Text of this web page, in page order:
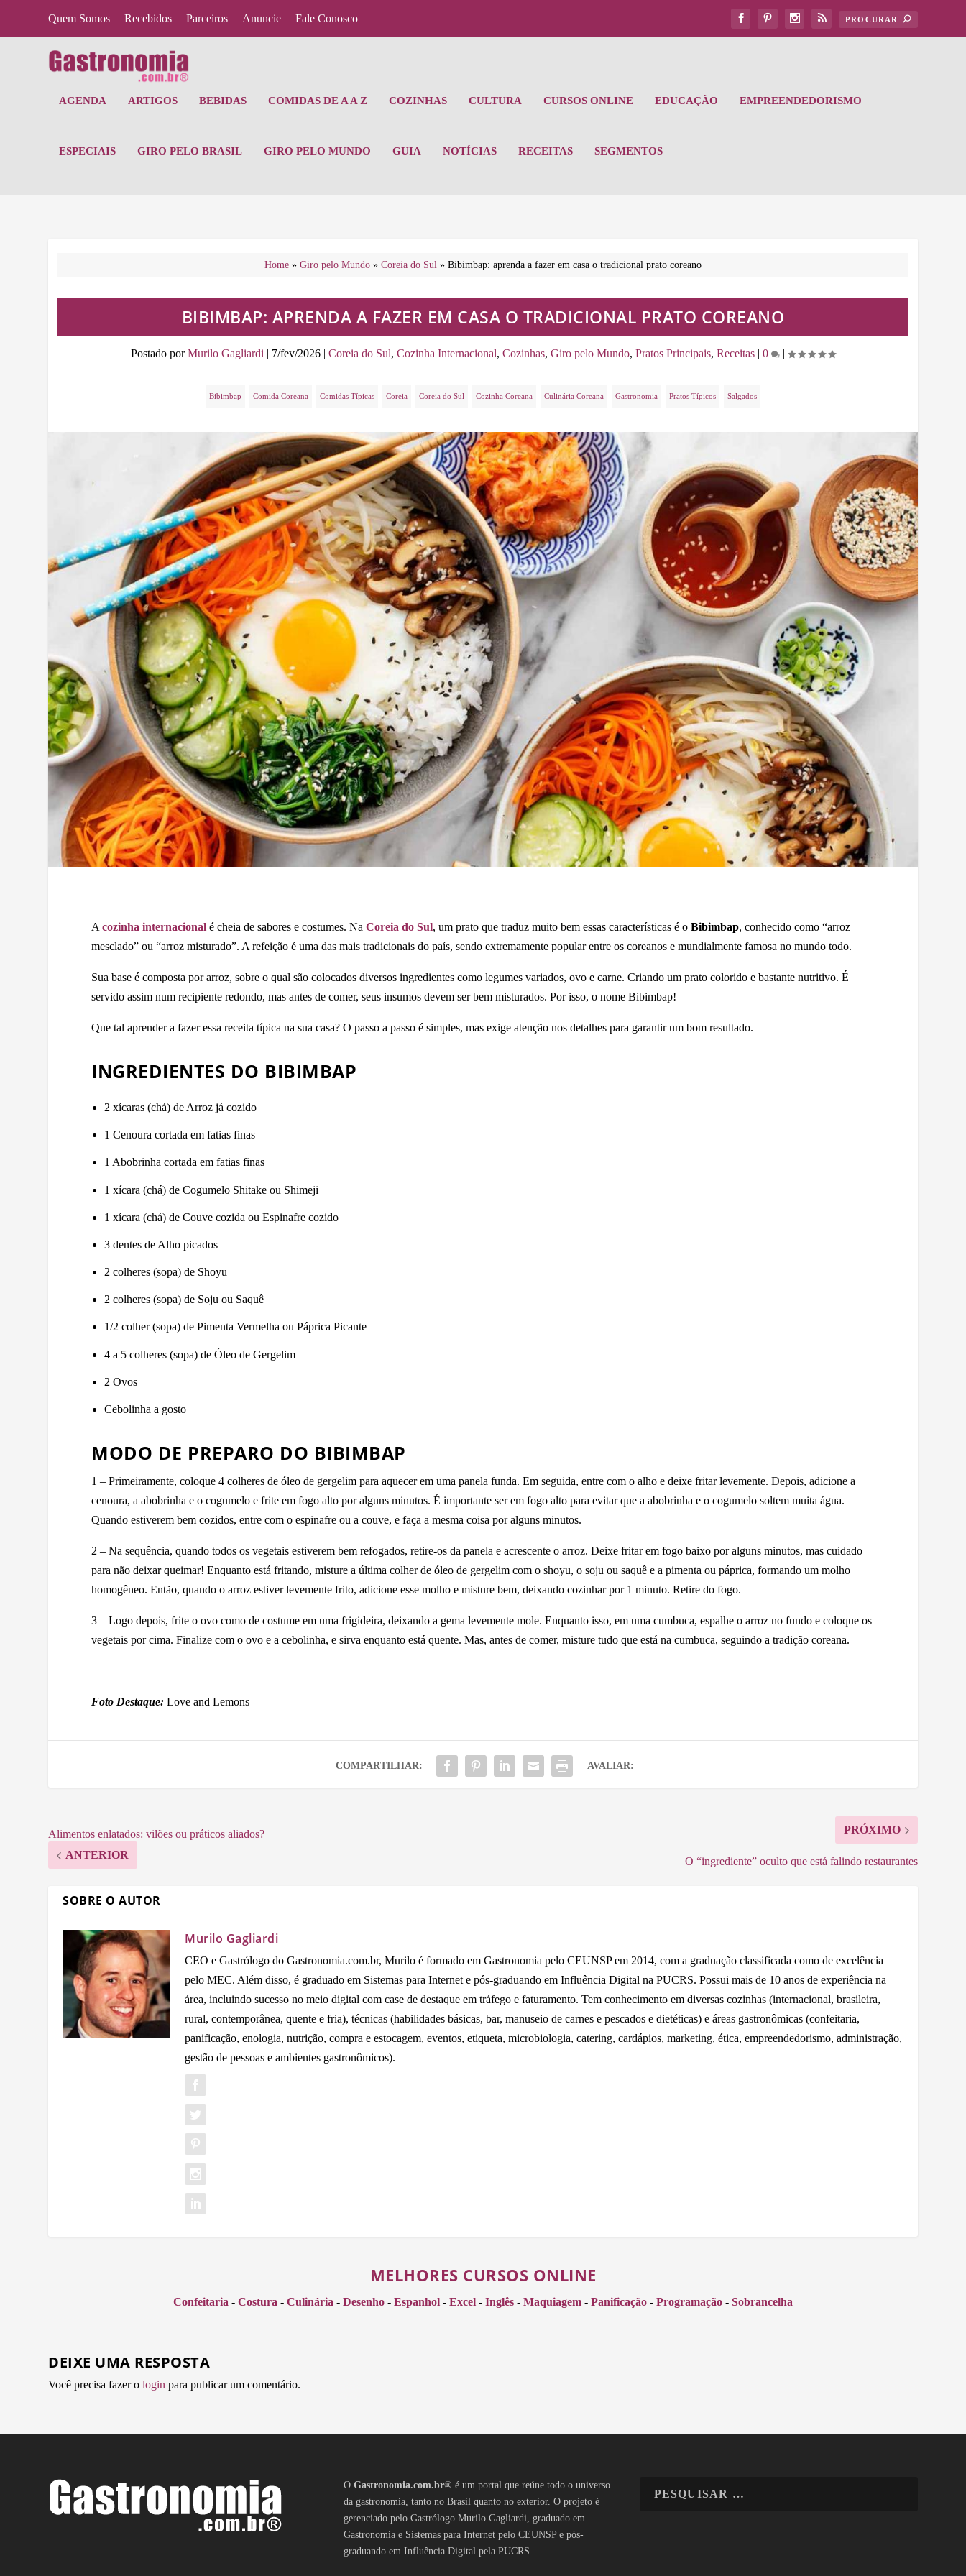
Quem Somos Recebidos Parceiros Anuncie Fale Conosco
AGENDA ARTIGOS BEBIDAS COMIDAS DE A A Z COZINHAS CULTURA CURSOS ONLINE EDUCAÇÃO EMPREENDEDORISMO
ESPECIAIS GIRO PELO BRASIL GIRO PELO MUNDO GUIA NOTÍCIAS RECEITAS SEGMENTOS
Home » Giro pelo Mundo » Coreia do Sul » Bibimbap: aprenda a fazer em casa o tradicional prato coreano
BIBIMBAP: APRENDA A FAZER EM CASA O TRADICIONAL PRATO COREANO
Postado porMurilo Gagliardi | 7/fev/2026 | Coreia do Sul, Cozinha Internacional, Cozinhas, Giro pelo Mundo, Pratos Principais, Receitas | 0 |
Bibimbap Comida Coreana Comidas Típicas Coreia Coreia do Sul Cozinha Coreana Culinária Coreana Gastronomia Pratos Típicos Salgados
Acozinha internacional é cheia de sabores e costumes. NaCoreia do Sul, um prato que traduz muito bem essas características é oBibimbap, conhecido como “arroz
mesclado” ou “arroz misturado”. A refeição é uma das mais tradicionais do país, sendo extremamente popular entre os coreanos e mundialmente famosa no mundo todo.
Sua base é composta por arroz, sobre o qual são colocados diversos ingredientes como legumes variados, ovo e carne. Criando um prato colorido e bastante nutritivo. É
servido assim num recipiente redondo, mas antes de comer, seus insumos devem ser bem misturados. Por isso, o nome Bibimbap!
Que tal aprender a fazer essa receita típica na sua casa? O passo a passo é simples, mas exige atenção nos detalhes para garantir um bom resultado.
INGREDIENTES DO BIBIMBAP
2 xícaras (chá) de Arroz já cozido
1 Cenoura cortada em fatias finas
1 Abobrinha cortada em fatias finas
1 xícara (chá) de Cogumelo Shitake ou Shimeji
1 xícara (chá) de Couve cozida ou Espinafre cozido
3 dentes de Alho picados
2 colheres (sopa) de Shoyu
2 colheres (sopa) de Soju ou Saquê
1/2 colher (sopa) de Pimenta Vermelha ou Páprica Picante
4 a 5 colheres (sopa) de Óleo de Gergelim
2 Ovos
Cebolinha a gosto
MODO DE PREPARO DO BIBIMBAP
1 – Primeiramente, coloque 4 colheres de óleo de gergelim para aquecer em uma panela funda. Em seguida, entre com o alho e deixe fritar levemente. Depois, adicione a
cenoura, a abobrinha e o cogumelo e frite em fogo alto por alguns minutos. É importante ser em fogo alto para evitar que a abobrinha e o cogumelo soltem muita água.
Quando estiverem bem cozidos, entre com o espinafre ou a couve, e faça a mesma coisa por alguns minutos.
2 – Na sequência, quando todos os vegetais estiverem bem refogados, retire-os da panela e acrescente o arroz. Deixe fritar em fogo baixo por alguns minutos, mas cuidado
para não deixar queimar! Enquanto está fritando, misture a última colher de óleo de gergelim com o shoyu, o soju ou saquê e a pimenta ou páprica, formando um molho
homogêneo. Então, quando o arroz estiver levemente frito, adicione esse molho e misture bem, deixando cozinhar por 1 minuto. Retire do fogo.
3 – Logo depois, frite o ovo como de costume em uma frigideira, deixando a gema levemente mole. Enquanto isso, em uma cumbuca, espalhe o arroz no fundo e coloque os
vegetais por cima. Finalize com o ovo e a cebolinha, e sirva enquanto está quente. Mas, antes de comer, misture tudo que está na cumbuca, seguindo a tradição coreana.
Foto Destaque: Love and Lemons
COMPARTILHAR: AVALIAR:
Alimentos enlatados: vilões ou práticos aliados?
ANTERIOR
PRÓXIMO
O “ingrediente” oculto que está falindo restaurantes
SOBRE O AUTOR
Murilo Gagliardi
CEO e Gastrólogo do Gastronomia.com.br, Murilo é formado em Gastronomia pelo CEUNSP em 2014, com a graduação classificada como de excelência
pelo MEC. Além disso, é graduado em Sistemas para Internet e pós-graduando em Influência Digital na PUCRS. Possui mais de 10 anos de experiência na
área, incluindo sucesso no meio digital com case de destaque em tráfego e faturamento. Tem conhecimento em diversas cozinhas (internacional, brasileira,
rural, contemporânea, quente e fria), técnicas (habilidades básicas, bar, manuseio de carnes e pescados e dietéticas) e áreas gastronômicas (confeitaria,
panificação, enologia, nutrição, compra e estocagem, eventos, etiqueta, microbiologia, catering, cardápios, marketing, ética, empreendedorismo, administração,
gestão de pessoas e ambientes gastronômicos).
MELHORES CURSOS ONLINE
Confeitaria - Costura - Culinária - Desenho - Espanhol - Excel - Inglês - Maquiagem - Panificação - Programação - Sobrancelha
DEIXE UMA RESPOSTA
Você precisa fazer ologin para publicar um comentário.
OGastronomia.com.br® é um portal que reúne todo o universo
da gastronomia, tanto no Brasil quanto no exterior. O projeto é
gerenciado pelo Gastrólogo Murilo Gagliardi, graduado em
Gastronomia e Sistemas para Internet pelo CEUNSP e pós-
graduando em Influência Digital pela PUCRS.